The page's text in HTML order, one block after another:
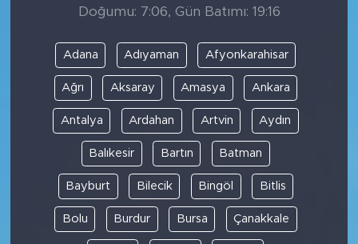
Doğumu: 7:06, Gün Batımı: 19:16
Adana Adıyaman Afyonkarahisar
Ağrı Aksaray Amasya Ankara
Antalya Ardahan Artvin Aydın
Balıkesir Bartın Batman
Bayburt Bilecik Bingöl Bitlis
Bolu Burdur Bursa Çanakkale